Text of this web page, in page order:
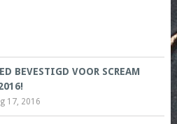
BEVESTIGD VOOR SCREAM
17, 2016